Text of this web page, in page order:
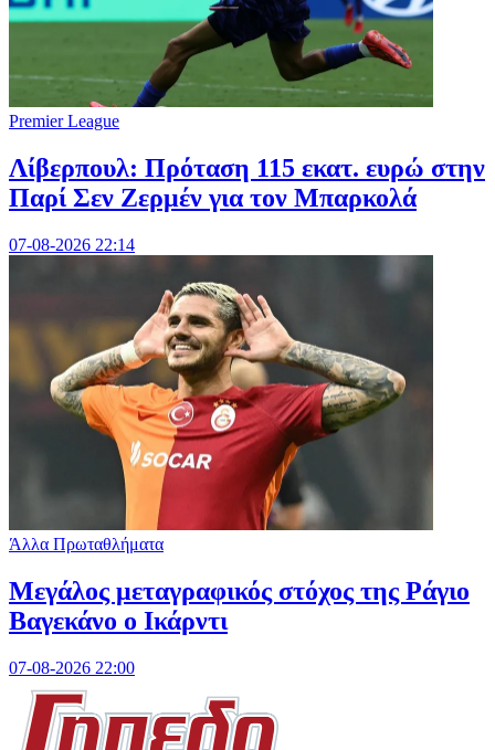
Premier League
Λίβερπουλ: Πρόταση 115 εκατ. ευρώ στην
Παρί Σεν Ζερμέν για τον Μπαρκολά
07-08-2026 22:14
Άλλα Πρωταθλήματα
Μεγάλος μεταγραφικός στόχος της Ράγιο
Βαγεκάνο ο Ικάρντι
07-08-2026 22:00